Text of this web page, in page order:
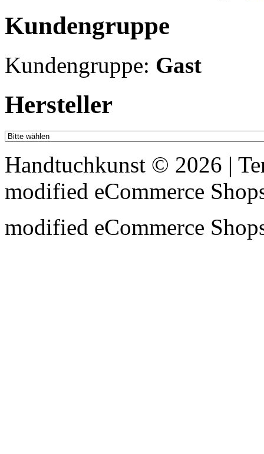
Kundengruppe
Kundengruppe: Gast
Hersteller
Handtuchkunst © 2026 |
modified eCommerce
modified eCommerce